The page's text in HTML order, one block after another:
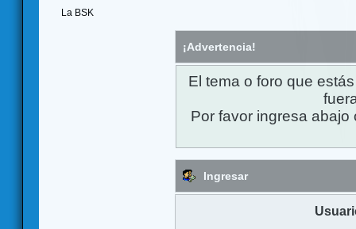
La BSK
¡Advertencia!
El tema o foro que
Por favor ingresa
Ingresar